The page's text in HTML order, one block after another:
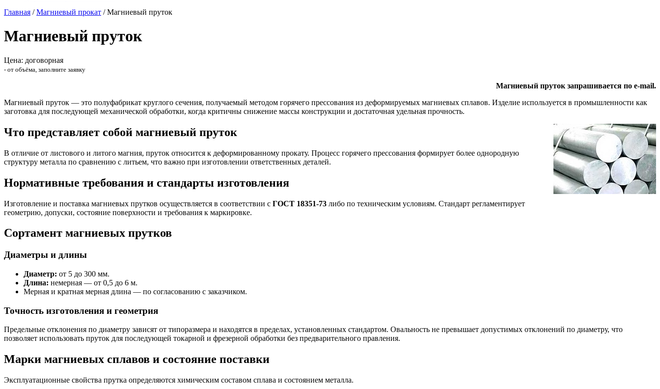
Главная /Магниевый прокат /Магниевый пруток
Магниевый пруток
Цена: договорная
- от объёма, заполните заявку
Магниевый пруток запрашивается по e-mail.
Магниевый пруток — это полуфабрикат круглого сечения, получаемый методом горячего прессования из деформируемых магниевых сплавов. Изделие используется в промышленности как
заготовка для последующей механической обработки, когда критичны снижение массы конструкции и достаточная удельная прочность.
Что представляет собой магниевый пруток
В отличие от листового и литого магния, пруток относится к деформированному прокату. Процесс горячего прессования формирует более однородную
структуру металла по сравнению с литьем, что важно при изготовлении ответственных деталей.
Нормативные требования и стандарты изготовления
Изготовление и поставка магниевых прутков осуществляется в соответствии с ГОСТ 18351-73 либо по техническим условиям. Стандарт регламентирует
геометрию, допуски, состояние поверхности и требования к маркировке.
Сортамент магниевых прутков
Диаметры и длины
Диаметр: от 5 до 300 мм.
Длина: немерная — от 0,5 до 6 м.
Мерная и кратная мерная длина — по согласованию с заказчиком.
Точность изготовления и геометрия
Предельные отклонения по диаметру зависят от типоразмера и находятся в пределах, установленных стандартом. Овальность не превышает допустимых отклонений по диаметру, что
позволяет использовать пруток для последующей токарной и фрезерной обработки без предварительного правления.
Марки магниевых сплавов и состояние поставки
Эксплуатационные свойства прутка определяются химическим составом сплава и состоянием металла.